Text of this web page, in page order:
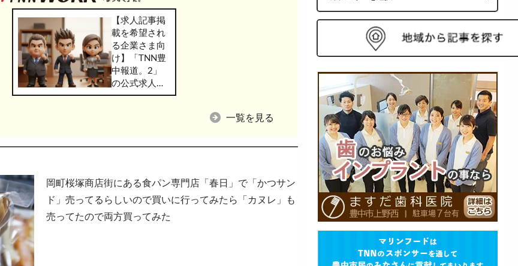
【求人記事掲
載を希望され
る企業さま向
け】「TNN豊
中報道。2」
の公式求人情
報サービス
して
一覧を見る
岡町桜塚商店街にある食パン専門店「春日」で「かつサン
ド」売ってるらしいので買いに行ってみたら「カヌレ」も
売ってたので両方買ってみた